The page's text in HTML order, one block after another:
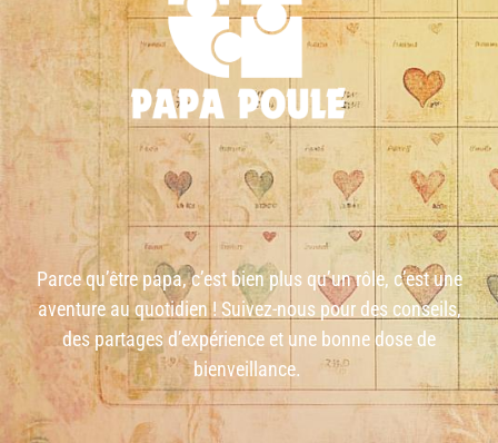
Parce qu’être papa, c’est bien plus qu’un rôle, c’est une
aventure au quotidien ! Suivez-nous pour des conseils,
des partages d’expérience et une bonne dose de
bienveillance.